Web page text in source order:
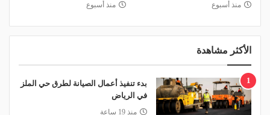
منذ أسبوع منذ أسبوع
الأكثر مشاهدة
1
بدء تنفيذ أعمال الصيانة لطرق حي الملز
في الرياض
منذ 19 ساعة